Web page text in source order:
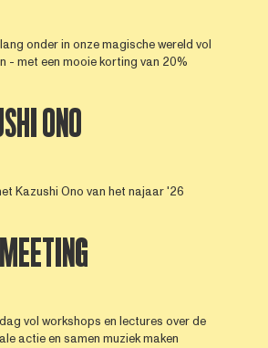
onder in onze magische wereld vol
- met een mooie korting van 20%
ONO
Kazushi Ono van het najaar '26
vol workshops en lectures over de
actie en samen muziek maken